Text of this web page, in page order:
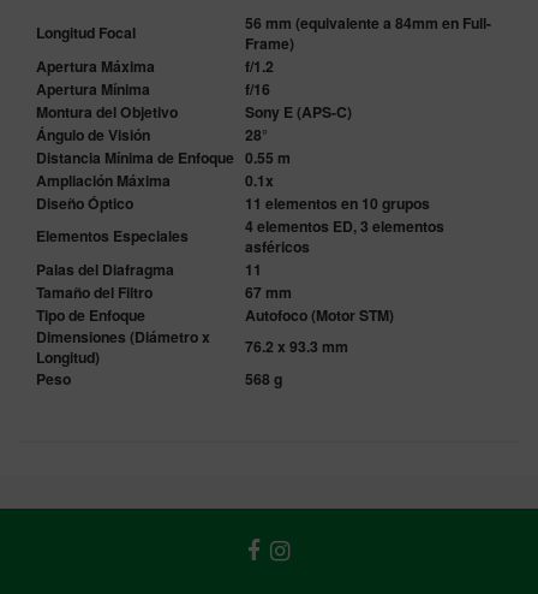
Longitud Focal
56 mm (equivalente a 84mm en Full-
Frame)
Apertura Máxima
f/1.2
Apertura Mínima
f/16
Montura del Objetivo
Sony E (APS-C)
Ángulo de Visión
28°
Distancia Mínima de Enfoque 0.55 m
Ampliación Máxima
0.1x
Diseño Óptico
11 elementos en 10 grupos
Elementos Especiales
4 elementos ED, 3 elementos
asféricos
Palas del Diafragma
11
Tamaño del Filtro
67 mm
Tipo de Enfoque
Autofoco (Motor STM)
Dimensiones (Diámetro x
Longitud)
76.2 x 93.3 mm
Peso
568 g